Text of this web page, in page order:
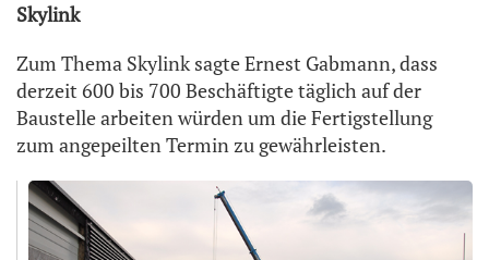
Skylink
Zum Thema Skylink sagte Ernest Gabmann, dass
derzeit 600 bis 700 Beschäftigte täglich auf der
Baustelle arbeiten würden um die Fertigstellung
zum angepeilten Termin zu gewährleisten.